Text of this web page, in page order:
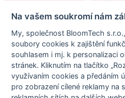
Zákaznický
Na vašem soukromí nám
My, společnost BloomTech
soubory cookies k zajištění
souhlasem i mj. k personalizaci
stránek. Kliknutím na tlačítko
využívaním cookies a předáním
pro zobrazení cílené reklamy na